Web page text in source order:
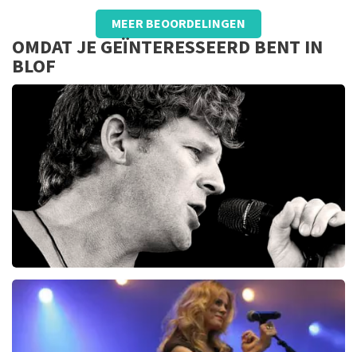
Beoordeling van Anoniem overTopTicketShop
Duidelijk en perfect geregeld!
Deze site is DE site om concerten en optredens te
boeken! Alles is duidelijk op de site en tickets bestellen
wordt zo makkelijk mogelijk gemaakt. De service is
prima!
MEER BEOORDELINGEN
OMDAT JE GEÏNTERESSEERD BENT IN
BLOF
Racoon
reviews